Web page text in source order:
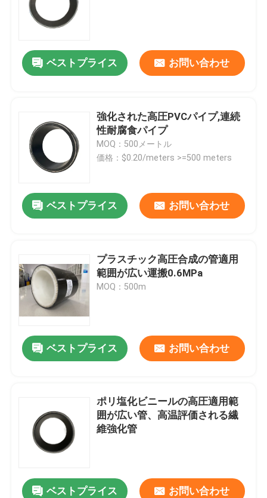
ベストプライス お問い合わせ
強化された高圧PVCパイプ,連続
性耐腐食パイプ
MOQ：500メートル
価格：$0.20/meters >=500 meters
ベストプライス お問い合わせ
プラスチック高圧合成の管適用
範囲が広い運搬0.6MPa
MOQ：500m
ベストプライス お問い合わせ
ポリ塩化ビニールの高圧適用範
囲が広い管、高温評価される繊
維強化管
ベストプライス お問い合わせ